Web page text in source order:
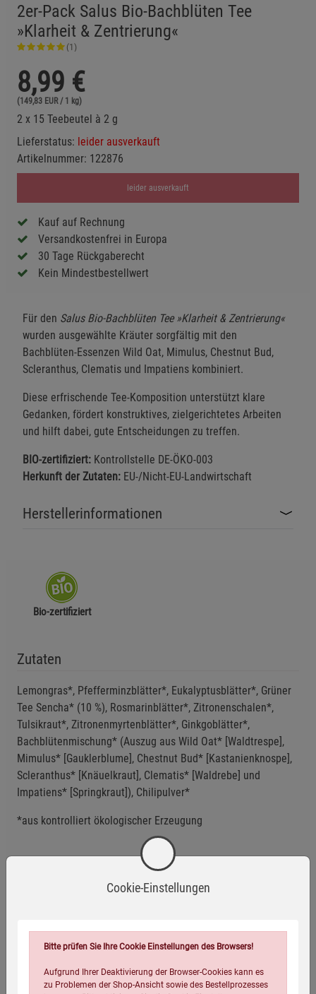
2er-Pack Salus Bio-Bachblüten Tee
»Klarheit & Zentrierung«
(1)
8,99 €
(149,83 EUR / 1 kg)
2 x 15 Teebeutel à 2 g
Lieferstatus: leider ausverkauft
Artikelnummer: 122876
leider ausverkauft
Kauf auf Rechnung
Versandkostenfrei in Europa
30 Tage Rückgaberecht
Kein Mindestbestellwert
Für den Salus Bio-Bachblüten Tee »Klarheit & Zentrierung«
wurden ausgewählte Kräuter sorgfältig mit den
Bachblüten-Essenzen Wild Oat, Mimulus, Chestnut Bud,
Scleranthus, Clematis und Impatiens kombiniert.
Diese erfrischende Tee-Komposition unterstützt klare
Gedanken, fördert konstruktives, zielgerichtetes Arbeiten
und hilft dabei, gute Entscheidungen zu treffen.
BIO-zertifiziert: Kontrollstelle DE-ÖKO-003
Herkunft der Zutaten: EU-/Nicht-EU-Landwirtschaft
Herstellerinformationen
Bio-zertifiziert
Zutaten
Lemongras*, Pfefferminzblätter*, Eukalyptusblätter*, Grüner
Tee Sencha* (10 %), Rosmarinblätter*, Zitronenschalen*,
Tulsikraut*, Zitronenmyrtenblätter*, Ginkgoblätter*,
Bachblütenmischung* (Auszug aus Wild Oat* [Waldtrespe],
Mimulus* [Gauklerblume], Chestnut Bud* [Kastanienknospe],
Scleranthus* [Knäuelkraut], Clematis* [Waldrebe] und
Impatiens* [Springkraut]), Chilipulver*
*aus kontrolliert ökologischer Erzeugung
Anwendungsempfehlung
Kühl und trocken lagern.
Eigenschaften
4054239010374
Cookie-Einstellungen
Bitte prüfen Sie Ihre Cookie Einstellungen des Browsers!
Aufgrund Ihrer Deaktivierung der Browser-Cookies kann es
zu Problemen der Shop-Ansicht sowie des Bestellprozesses